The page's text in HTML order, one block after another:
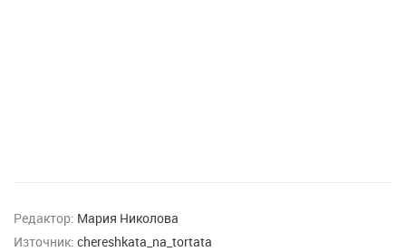
Редактор: Мария Николова
Източник: chereshkata_na_tortata